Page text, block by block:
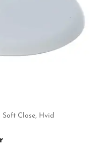
Soft Close, Hvid